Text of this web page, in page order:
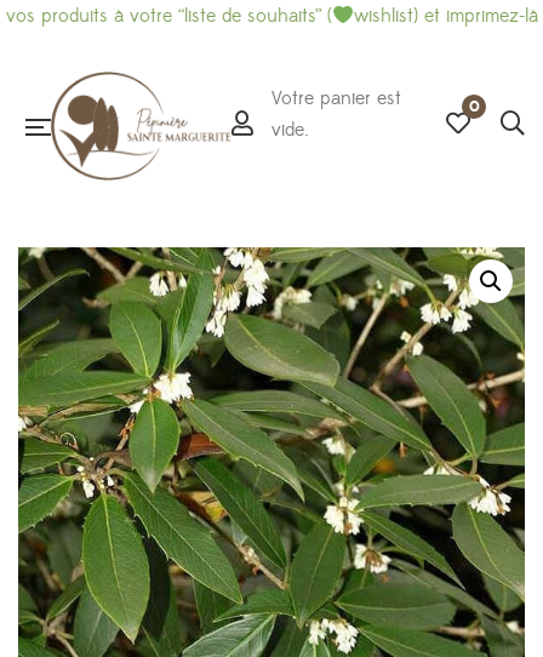
à votre “liste de souhaits” ( wishlist) et imprimez-là pour
Votre panier est
vide.
0